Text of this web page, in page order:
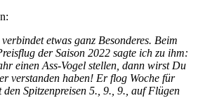
etwas ganz Besonderes. Beim
der Saison 2022 sagte ich zu ihm:
einen Ass-Vogel stellen, dann wirst Du
verstanden haben! Er flog Woche für
den Spitzenpreisen 5., 9., 9., auf Flügen